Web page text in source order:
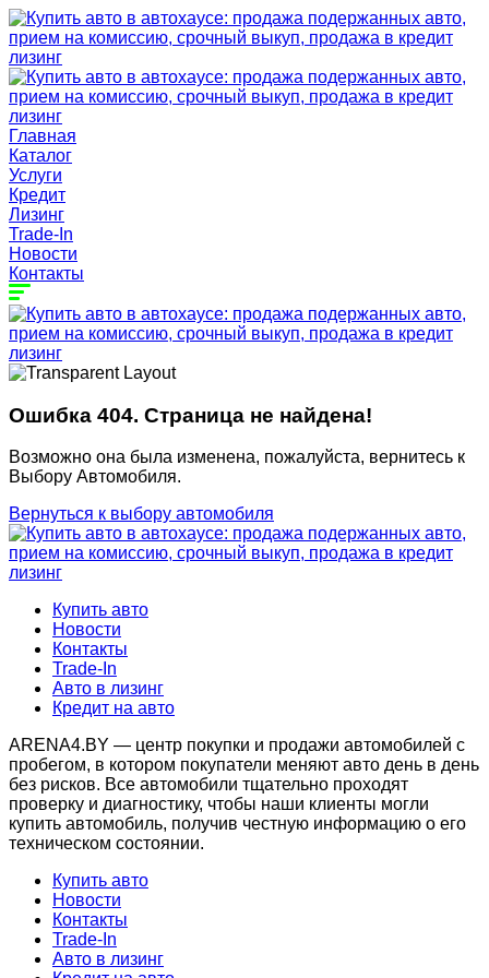
Главная
Каталог
Услуги
Кредит
Лизинг
Trade-In
Новости
Контакты
Ошибка 404. Страница не найдена!
Возможно она была изменена, пожалуйста, вернитесь к
Выбору Автомобиля.
Вернуться к выбору автомобиля
Купить авто
Новости
Контакты
Trade-In
Авто в лизинг
Кредит на авто
ARENA4.BY — центр покупки и продажи автомобилей с
пробегом, в котором покупатели меняют авто день в день
без рисков. Все автомобили тщательно проходят
проверку и диагностику, чтобы наши клиенты могли
купить автомобиль, получив честную информацию о его
техническом состоянии.
Купить авто
Новости
Контакты
Trade-In
Авто в лизинг